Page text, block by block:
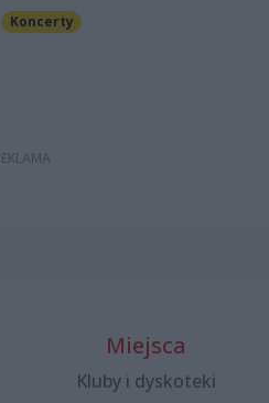
Koncerty
Miejsca
Kluby i dyskoteki